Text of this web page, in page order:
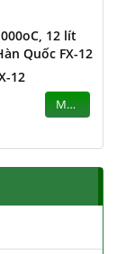
12 lít
Quốc FX-12
12
MUA